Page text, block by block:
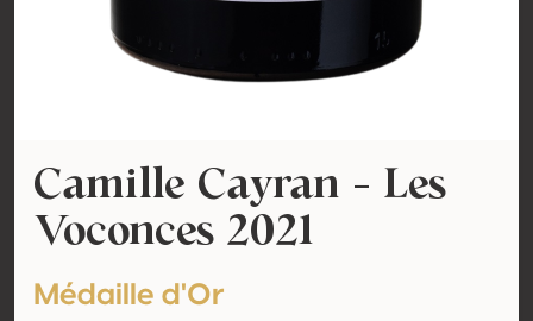
Camille Cayran - Les
Voconces 2021
Médaille d'Or